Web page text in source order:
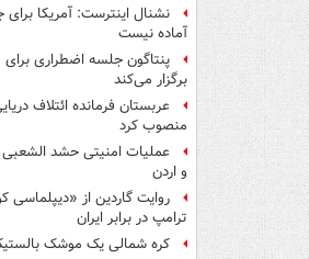
نشنال اینترست: آمریکا
آماده نیست
پنتاگون جلسه اضطراری
برگزار می‌کند
عربستان فرمانده ائتلاف
منصوب کرد
عملیات امنیتی حشد
و اردن
روایت گاردین از «دیپلماسی
ترامپ در برابر ایران
کره شمالی یک موشک